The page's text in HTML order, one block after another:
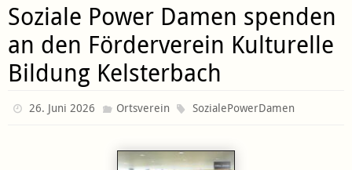
Soziale Power Damen spenden
an den Förderverein Kulturelle
Bildung Kelsterbach
26. Juni 2026 Ortsverein SozialePowerDamen